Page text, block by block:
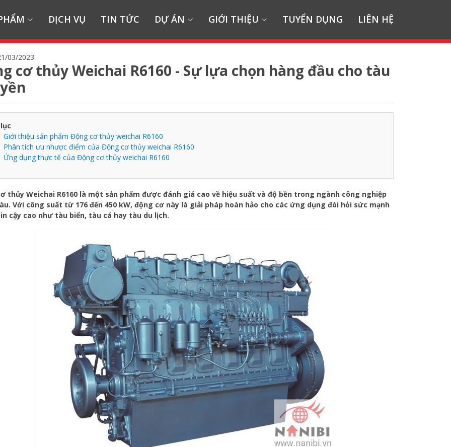
DỊCH VỤ TIN TỨC DỰ ÁN GIỚI THIỆU TUYỂN DỤNG LIÊN HỆ
03/2023
cơ thủy Weichai R6160 - Sự lựa chọn hàng đầu cho tàu
Giới thiệu sản phẩm Động cơ thủy weichai R6160
Phân tích ưu nhược điểm của Động cơ thủy weichai R6160
Ứng dụng thực tế của Động cơ thủy weichai R6160
thủy Weichai R6160 là một sản phẩm được đánh giá cao về hiệu suất và độ bền trong ngành công nghiệp
Với công suất từ 176 đến 450 kW, động cơ này là giải pháp hoàn hảo cho các ứng dụng đòi hỏi sức mạnh
cậy cao như tàu biển, tàu cá hay tàu du lịch.